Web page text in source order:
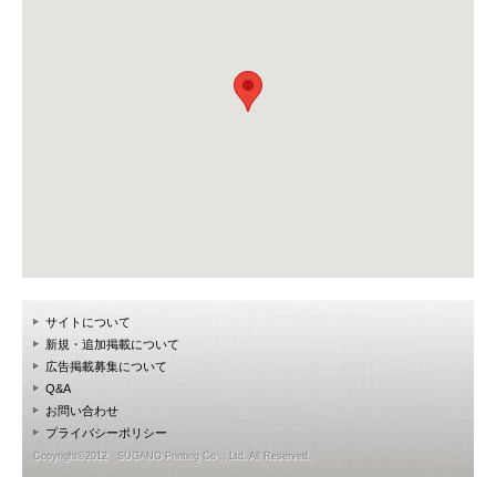
サイトについて
新規・追加掲載について
広告掲載募集について
Q&A
お問い合わせ
プライバシーポリシー
Copyright©2012 SUGANO Printing Co ., Ltd. All Reserved.